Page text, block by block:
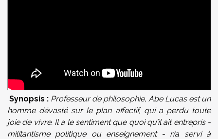
Synopsis : Professeur de philosophie, Abe Lucas est un
homme dévasté sur le plan affectif, qui a perdu toute
joie de vivre. Il a le sentiment que quoi qu’il ait entrepris -
militantisme politique ou enseignement - n’a servi à